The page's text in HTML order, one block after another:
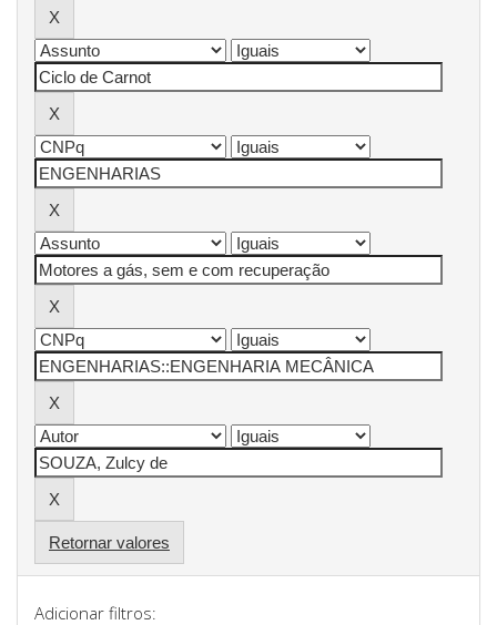
Retornar valores
Adicionar filtros: